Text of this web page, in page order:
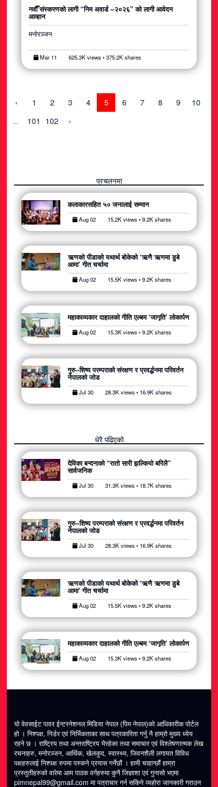
नवौँ संस्करणको लागी “निम अवार्ड –२०२६” को लागी आवेदन
आव्हान
मनोरञ्जन
Mar 11 625.3K views • 375.2K shares
‹ 1 2 3 4 5 6 7 8 9
10
...
101 102 ›
प्रचलनमा
कलाकारसहित ५० जनालाई सम्मान
Aug 02 15.2K views • 9.2K shares
ऋणको पीडाको यथार्थ बोकेको ‘ऋणै ऋणमा डुबे
आमा’ गीत चर्चामा
Aug 02 15.5K views • 9.2K shares
महाकाव्यकार दाहालको गीति एल्बम ‘जागृति’ लोकार्पण
Aug 02 15.3K views • 9.2K shares
गुरु–शिष्य परम्पराको संरक्षण र प्रवर्द्धनमा परिवर्तन
नेपालको जोड
Jul 30 28.3K views • 16.9K shares
धेरै पढिएको
देविका बन्दनाको “रातो सारी झल्कियो बरिलै”
सार्वजनिक
Jul 30 31.3K views • 18.7K shares
गुरु–शिष्य परम्पराको संरक्षण र प्रवर्द्धनमा परिवर्तन
नेपालको जोड
Jul 30 28.3K views • 16.9K shares
ऋणको पीडाको यथार्थ बोकेको ‘ऋणै ऋणमा डुबे
आमा’ गीत चर्चामा
Aug 02 15.5K views • 9.2K shares
महाकाव्यकार दाहालको गीति एल्बम ‘जागृति’ लोकार्पण
Aug 02 15.3K views • 9.2K shares
यो वेवसाईट पावर ईन्टरनेशनल मिडिया नेपाल (पिम नेपाल)को आधिकारीक पोर्टल
हो । निश्पक्ष, निर्डर एवं निर्भिकताका साथ पत्रकारिता गर्नु नै हाम्रो मुख्य ध्येय
रहने छ । राष्ट्रिय तथा अन्तराष्ट्रिय भैरहेका तथा समाचार एवं विश्लेषणात्मक लेख
रचनाहरु, मनोरञ्जन, आर्थिक, खेलकुद, स्वास्थ्य, जिवनशैली लगायत विविध
पक्षहरुलाई निश्पक्ष रुपमा पस्कने प्रयास गर्नेछौं । हामी चाहान्छौं हाम्रा
प्रस्तुतीहरुको वारेमा आम पाठक वर्गहरुमा कुनै जिज्ञाशा एवं गुनासो भएमा
pimnepal99@gmail.com मा पत्राचार गर्न सकिने व्यहोरा जानकारी गराउन